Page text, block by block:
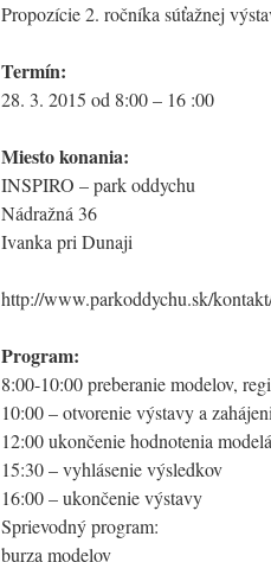
Propozície 2. ročníka súťažnej
Termín:
28. 3. 2015 od 8:00 – 16 :00
Miesto konania:
INSPIRO – park oddychu
Nádražná 36
Ivanka pri Dunaji
http://www.parkoddychu.sk/
Program:
8:00-10:00 preberanie modelov,
10:00 – otvorenie výstavy a
12:00 ukončenie hodnotenia
15:30 – vyhlásenie výsledkov
16:00 – ukončenie výstavy
Sprievodný program:
burza modelov